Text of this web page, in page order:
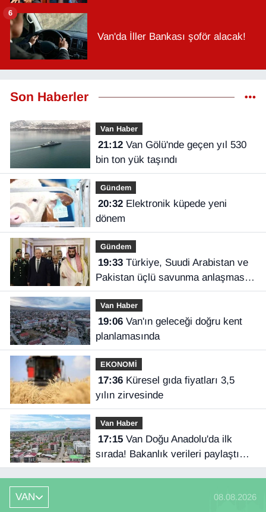
Van'da İller Bankası şoför alacak!
6
Son Haberler
Van Haber
21:12Van Gölü'nde geçen yıl 530
bin ton yük taşındı
Gündem
20:32Elektronik küpede yeni
dönem
Gündem
19:33Türkiye, Suudi Arabistan ve
Pakistan üçlü savunma anlaşması
imzaladı
Van Haber
19:06Van'ın geleceği doğru kent
planlamasında
EKONOMİ
17:36Küresel gıda fiyatları 3,5
yılın zirvesinde
Van Haber
17:15Van Doğu Anadolu'da ilk
sırada! Bakanlık verileri paylaştı…
VAN 08.08.2026